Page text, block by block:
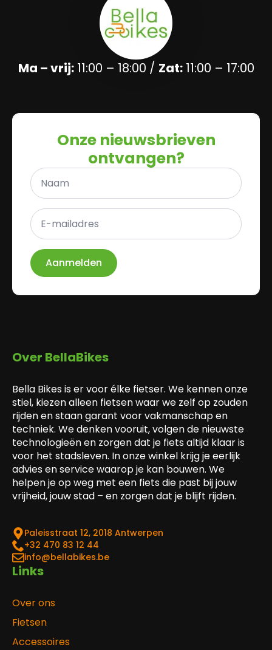
Ma – vrij:11:00 – 18:00 / Zat:11:00 – 17:00
Onze nieuwsbrieven
ontvangen?
Naam
E-
mailadres
*
Aanmelden
Over BellaBikes
Bella Bikes is er voor élke fietser. We kennen onze
stiel, kiezen alleen fietsen waar we zelf op zouden
rijden en staan garant voor vakmanschap en
techniek. We denken vooruit, volgen de nieuwste
technologieën en zorgen dat je fiets altijd klaar is
voor het stadsleven. In onze winkel krijg je eerlijk
advies en service waarop je kan bouwen. We
helpen je op weg met een fiets die past bij jouw
vrijheid, jouw stad – en zorgen dat je blijft rijden.
Paleisstraat 12, 2018 Antwerpen
‎+32 470 83 12 44
info@bellabikes.be
Links
Over ons
Fietsen
Accessoires